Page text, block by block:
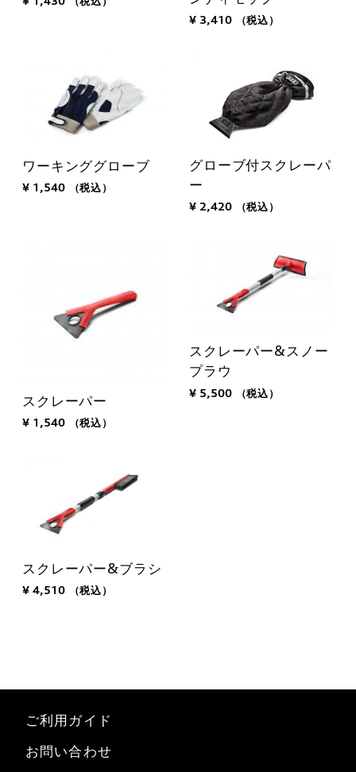
¥ 3,410 （税込）
ワーキンググローブ
¥ 1,540 （税込）
グローブ付スクレーパ
ー
¥ 2,420 （税込）
スクレーパー
¥ 1,540 （税込）
スクレーパー&スノー
プラウ
¥ 5,500 （税込）
スクレーパー&ブラシ
¥ 4,510 （税込）
ご利用ガイド
お問い合わせ